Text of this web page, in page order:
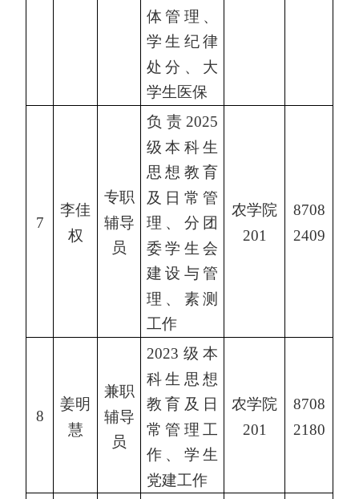
体管理、
学生纪律
处分、大
学生医保
7
李佳
权
专职
辅导
员
负责2025
级本科生
思想教育
及日常管
理、分团
委学生会
建设与管
理、素测
工作
农学院
201
8708
2409
8
姜明
慧
兼职
辅导
员
2023级本
科生思想
教育及日
常管理工
作、学生
党建工作
农学院
201
8708
2180